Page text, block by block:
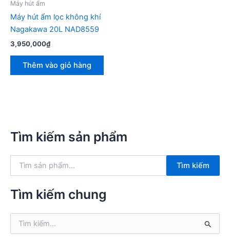
Máy hút ẩm
Máy hút ẩm lọc không khí
Nagakawa 20L NAD8559
3,950,000₫
Thêm vào giỏ hàng
Tìm kiếm sản phẩm
k
:
Tìm kiếm
Tìm kiếm chung